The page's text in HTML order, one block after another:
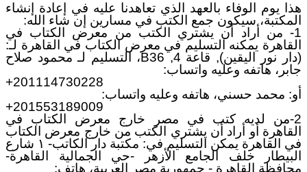
هذا يوم الوفاء بالعهد الذي تعاهدنا عليه في إعادة إنشاء
المكتبة، سيكون جمع الكتب في مسارين إن شاء الله:
1- من أراد أن يشتري الكتب من معرض الكتاب في
القاهرة يمكنه التسليم في معرض الكتاب في القاهرة لـ:
(دار نور اليقين), قاعة 4, B36، التسليم لـ محمود صلاح
جابر، هاتفه وعليه واتساب:
‪+201114730228‬
أو: محمد حسني، هاتفه وعليه واتساب:
+201553189009
2-من لديه كتب في مصر خارج معرض الكتاب في
القاهرة أو أراد أن يشتري الكتب من خارج معرض الكتاب
في القاهرة يمكن التسليم في: مكتبة دار الكاتب- ١ شارع
البيطار خلف الجامع الأزهر -حي الجمالية القاهرة-
محافظة القاهرة - جمهورية مصر العربية، هاتف: